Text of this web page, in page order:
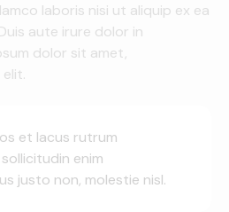
laboris nisi ut aliquip ex ea
aute irure dolor in
dolor sit amet,
et lacus rutrum
enim
justo non, molestie nisl.